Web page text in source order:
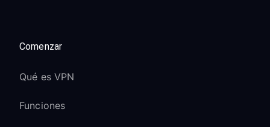
Comenzar
Qué es VPN
Funciones